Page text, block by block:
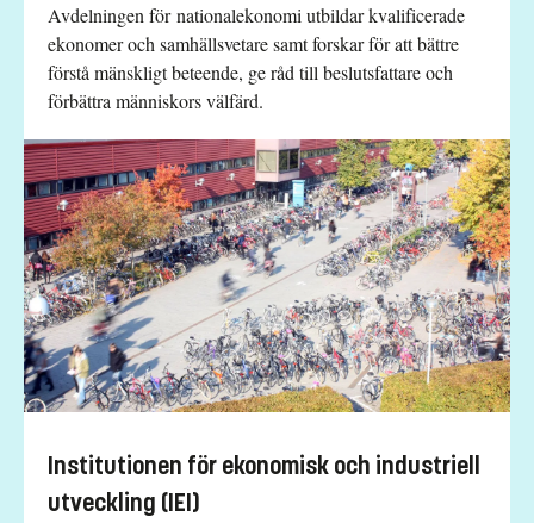
Avdelningen för nationalekonomi utbildar kvalificerade
ekonomer och samhällsvetare samt forskar för att bättre
förstå mänskligt beteende, ge råd till beslutsfattare och
förbättra människors välfärd.
Institutionen för ekonomisk och industriell
utveckling (IEI)